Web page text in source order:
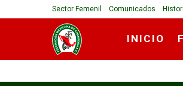
Sector Femenil Comunicados
INICIO